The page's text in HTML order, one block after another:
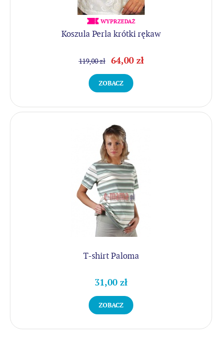
WYPRZEDAŻ
Koszula Perla krótki rękaw
119,00 zł 64,00 zł
ZOBACZ
T-shirt Paloma
31,00 zł
ZOBACZ